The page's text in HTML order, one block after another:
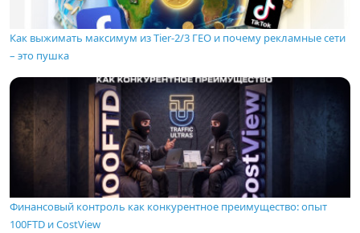
Как выжимать максимум из Tier-2/3 ГЕО и почему рекламные сети
– это пушка
Финансовый контроль как конкурентное преимущество: опыт
100FTD и CostView